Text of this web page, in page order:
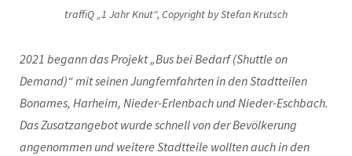
traffiQ „1 Jahr Knut“, Copyright by Stefan Krutsch
2021 begann das Projekt „Bus bei Bedarf (Shuttle on
Demand)“ mit seinen Jungfernfahrten in den Stadtteilen
Bonames, Harheim, Nieder-Erlenbach und Nieder-Eschbach.
Das Zusatzangebot wurde schnell von der Bevölkerung
angenommen und weitere Stadtteile wollten auch in den